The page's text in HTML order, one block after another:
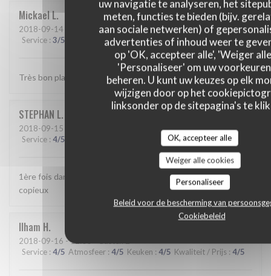
uw navigatie te analyseren, het
meten, functies te bieden (bijv.
aan sociale netwerken) of
advertenties of inhoud weer te
op 'OK, accepteer alle', 'Weiger
'Personaliseer' om uw
beheren. U kunt uw keuzes op elk
wijzigen door op het
linksonder op de sitepagina's te
OK, accepteer alle
Weiger alle cookies
Personaliseer
Beleid voor de bescherming van
Cookiebeleid
Mickael L
2018-09-14 - 20:00 - Gasten 3
Service : 3/5 Atmosfeer: 3/5 Keuken:5 /5 Kwaliteit / Prijs: 4/5
Très bon plats.
STEPHAN L
2018-09-15
Service : 4/5 /5 Kwaliteit / Prijs:
1ère fois dans ce restaurant Très bon accueil Plats bons et
copieux
Ilham H
2018-09-16 - 12:00 - Gasten 2
Service : 4/5 Atmosfeer : 4/5 Keuken : 4/5 Kwaliteit / Prijs : 4/5